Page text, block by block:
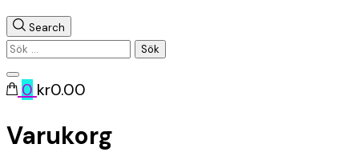
Search
Sök
efter:
0 kr0.00
Varukorg